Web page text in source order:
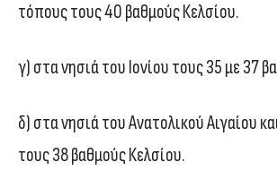
τόπους τους 40 βαθμούς Κελσίου.
γ) στα νησιά του Ιονίου τους 35 με 37
δ) στα νησιά του Ανατολικού Αιγαίου
τους 38 βαθμούς Κελσίου.